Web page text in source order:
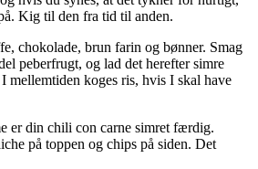
Kig til den fra tid til anden.
chokolade, brun farin og bønner. Smag
peberfrugt, og lad det herefter simre
mellemtiden koges ris, hvis I skal have
er din chili con carne simret færdig.
på toppen og chips på siden. Det